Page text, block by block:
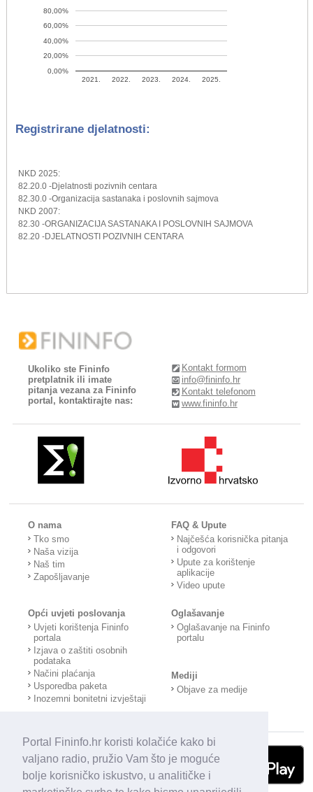
Portal Fininfo.hr koristi kolačiće kako bi
valjano radio, pružio Vam što je moguće
bolje korisničko iskustvo, u analitičke i
2021. 2022. 2023. 2024. 2025.
0,00%
20,00%
40,00%
60,00%
80,00%
Registrirane djelatnosti:
NKD 2025:
82.20.0 -Djelatnosti pozivnih centara
82.30.0 -Organizacija sastanaka i poslovnih sajmova
NKD 2007:
82.30 -ORGANIZACIJA SASTANAKA I POSLOVNIH SAJMOVA
82.20 -DJELATNOSTI POZIVNIH CENTARA
Ukoliko ste Fininfo
pretplatnik ili imate
pitanja vezana za Fininfo
portal, kontaktirajte nas:
Kontakt formom
info@fininfo.hr
Kontakt telefonom
www.fininfo.hr
O nama
Tko smo
Naša vizija
Naš tim
Zapošljavanje
FAQ & Upute
Najčešća korisnička pitanja
i odgovori
Upute za korištenje
aplikacije
Video upute
Opći uvjeti poslovanja
Uvjeti korištenja Fininfo
portala
Izjava o zaštiti osobnih
podataka
Načini plaćanja
Usporedba paketa
Inozemni bonitetni izvještaji
Oglašavanje
Oglašavanje na Fininfo
portalu
Mediji
Objave za medije